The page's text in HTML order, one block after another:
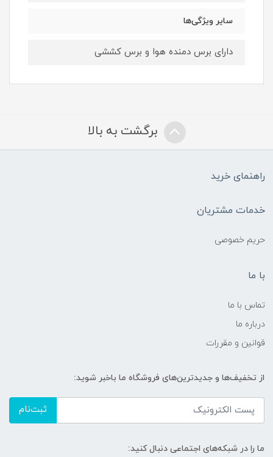
سایر ویژگی‌ها
دارای برس دمنده هوا و برس کششی
برگشت به بالا
راهنمای خرید
خدمات مشتریان
حریم خصوصی
با ما
تماس با ما
درباره ما
قوانین و مقررات
از تخفیف‌ها و جدیدترین‌های فروشگاه ما باخبر شوید:
ثبت‌نام
ما را در شبکه‌های اجتماعی دنبال کنید: